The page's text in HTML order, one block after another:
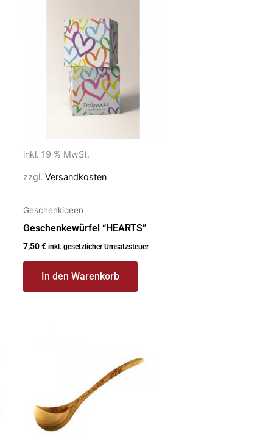
inkl. 19 % MwSt.
zzgl. Versandkosten
Geschenkideen
Geschenkewürfel “HEARTS”
7,50€ inkl. gesetzlicher Umsatzsteuer
In den Warenkorb